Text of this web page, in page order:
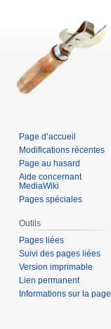
Page d’accueil
Modifications récentes
Page au hasard
Aide concernant
MediaWiki
Pages spéciales
Outils
Pages liées
Suivi des pages liées
Version imprimable
Lien permanent
Informations sur la page